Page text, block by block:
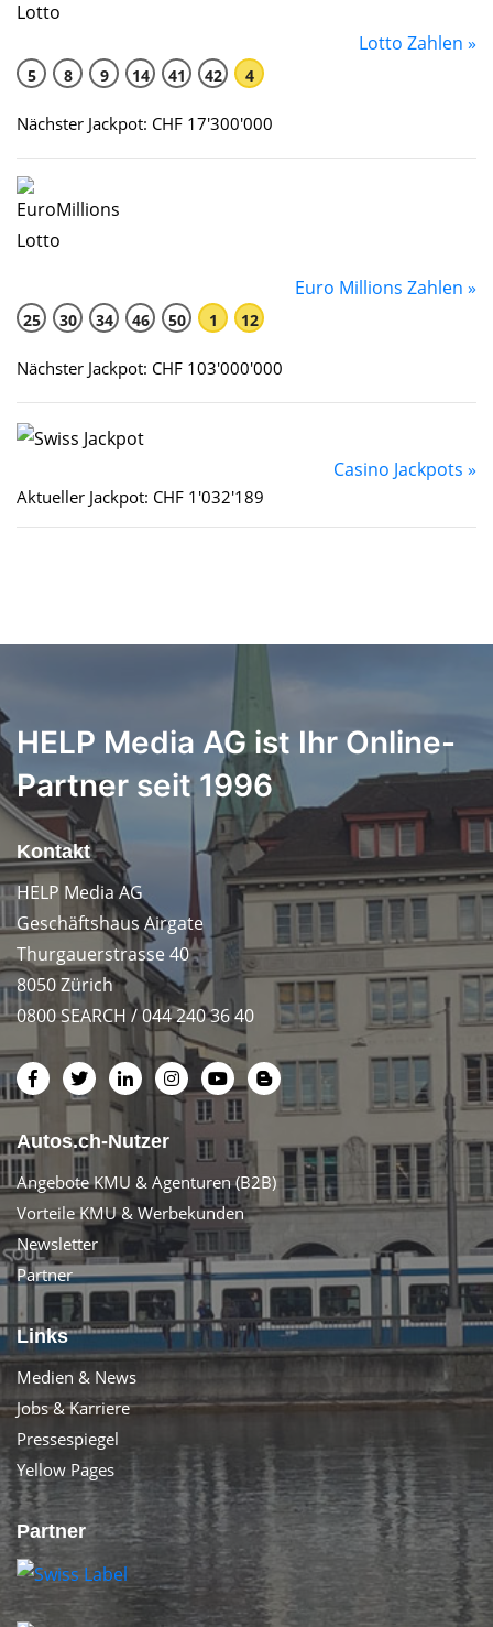
Lotto Zahlen »
5 8 9 14 41 42 4
Nächster Jackpot: CHF 17'300'000
Euro Millions Zahlen »
25 30 34 46 50 1 12
Nächster Jackpot: CHF 103'000'000
Casino Jackpots »
Aktueller Jackpot: CHF 1'032'189
HELP Media AG ist Ihr Online-
Partner seit 1996
Kontakt
HELP Media AG
Geschäftshaus Airgate
Thurgauerstrasse 40
8050 Zürich
0800 SEARCH / 044 240 36 40
Autos.ch-Nutzer
Angebote KMU & Agenturen (B2B)
Vorteile KMU & Werbekunden
Newsletter
Partner
Links
Medien & News
Jobs & Karriere
Pressespiegel
Yellow Pages
Partner